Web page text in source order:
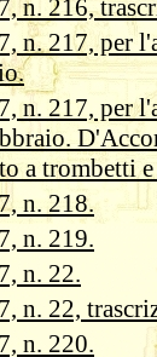
n. 216,
n. 217, per
n. 217, per
a trombetti
n. 218.
n. 219.
n. 22.
n. 22,
n. 220.